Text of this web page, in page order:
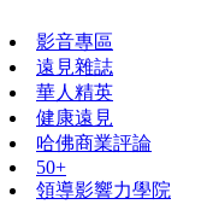
影音專區
遠見雜誌
華人精英
健康遠見
哈佛商業評論
50+
領導影響力學院